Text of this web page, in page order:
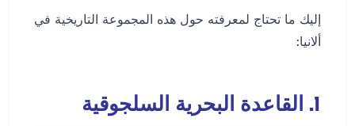
إليك ما تحتاج لمعرفته حول هذه المجموعة التاريخية في
ألانيا:
1. القاعدة البحرية السلجوقية